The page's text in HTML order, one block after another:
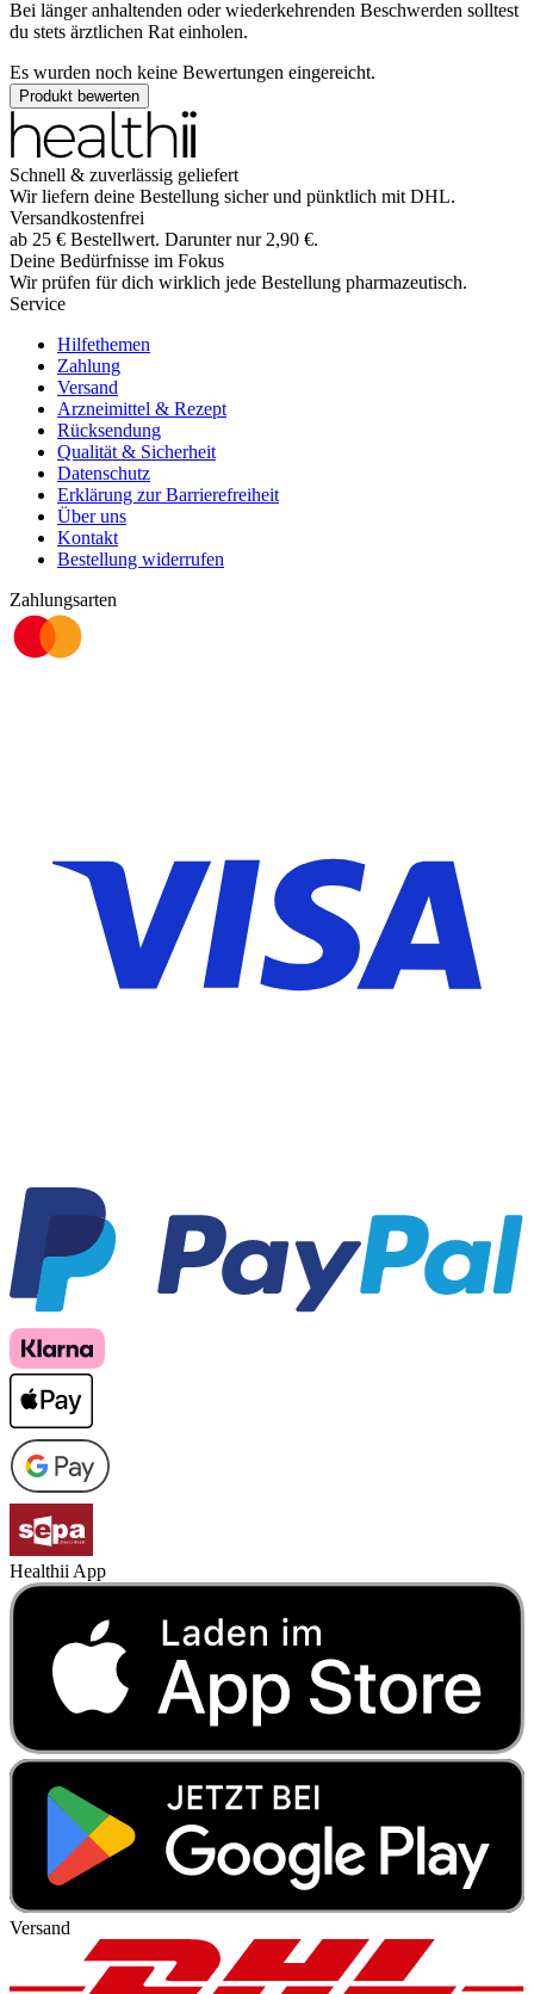
Bei länger anhaltenden oder wiederkehrenden Beschwerden solltest
du stets ärztlichen Rat einholen.
Es wurden noch keine Bewertungen eingereicht.
Produkt bewerten
Schnell & zuverlässig geliefert
Wir liefern deine Bestellung sicher und pünktlich mit DHL.
Versandkostenfrei
ab 25 € Bestellwert. Darunter nur 2,90 €.
Deine Bedürfnisse im Fokus
Wir prüfen für dich wirklich jede Bestellung pharmazeutisch.
Service
Hilfethemen
Zahlung
Versand
Arzneimittel & Rezept
Rücksendung
Qualität & Sicherheit
Datenschutz
Erklärung zur Barrierefreiheit
Über uns
Kontakt
Bestellung widerrufen
Zahlungsarten
Healthii App
Versand